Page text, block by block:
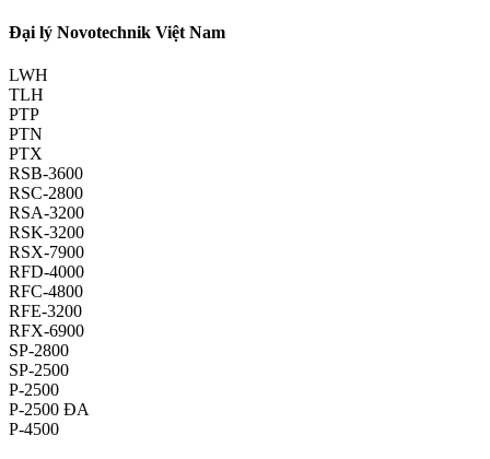
Đại lý Novotechnik Việt Nam
LWH
TLH
PTP
PTN
PTX
RSB-3600
RSC-2800
RSA-3200
RSK-3200
RSX-7900
RFD-4000
RFC-4800
RFE-3200
RFX-6900
SP-2800
SP-2500
P-2500
P-2500 ĐA
P-4500